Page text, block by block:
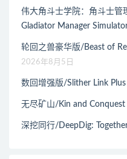
伟大角斗士学院：角斗士管
Gladiator Manager
轮回之兽豪华版/Beast of
2026年8月5日
数回增强版/Slither Link Plus
无尽矿山/Kin and Conquest
深挖同行/DeepDig: